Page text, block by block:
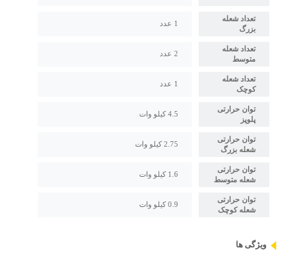
تعداد شعله
بزرگ
1 عدد
تعداد شعله
متوسط
2 عدد
تعداد شعله
کوچک
1 عدد
توان حرارتی
پلوپز
4.5 کیلو وات
توان حرارتی
شعله بزرگ
2.75 کیلو وات
توان حرارتی
شعله متوسط
1.6 کیلو وات
توان حرارتی
شعله کوچک
0.9 کیلو وات
ویژگی ها